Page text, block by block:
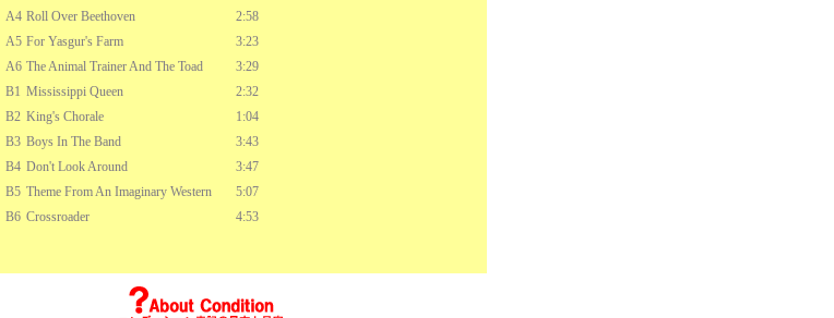
A4 Roll Over Beethoven
2:58
A5 For Yasgur's Farm
3:23
A6 The Animal Trainer And The Toad
3:29
B1 Mississippi Queen
2:32
B2 King's Chorale
1:04
B3 Boys In The Band
3:43
B4 Don't Look Around
3:47
B5 Theme From An Imaginary Western
5:07
B6 Crossroader 4:53